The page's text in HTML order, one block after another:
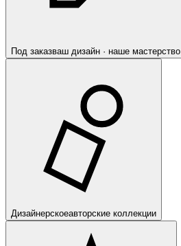
Под заказваш дизайн · наше мастерство
Дизайнерскоеавторские коллекции